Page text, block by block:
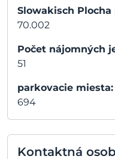
Slowakisch Plocha
70.002
Počet nájomných
51
parkovacie miesta:
694
Kontaktná